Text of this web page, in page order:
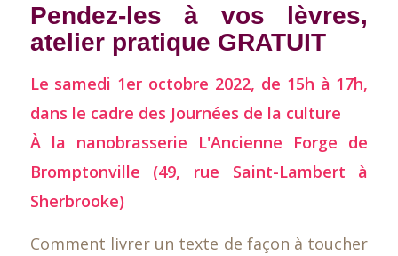
Pendez-les à vos lèvres,
atelier pratique GRATUIT
Le samedi 1er octobre 2022, de 15h à 17h,
dans le cadre des Journées de la culture
À la nanobrasserie L'Ancienne Forge de
Bromptonville (49, rue Saint-Lambert à
Sherbrooke)
Comment livrer un texte de façon à toucher